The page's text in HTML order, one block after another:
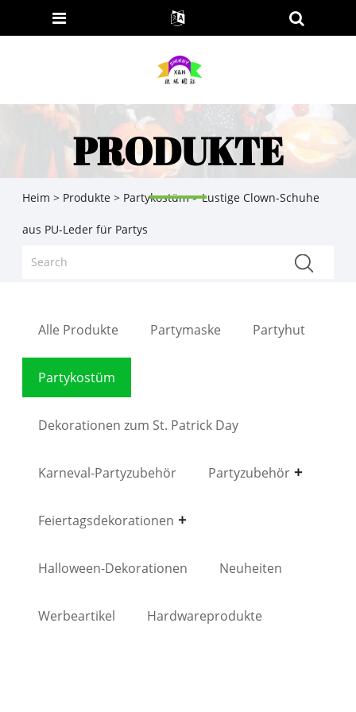
PRODUKTE
Heim > Produkte> Partykostüm> Lustige Clown-Schuhe
aus PU-Leder für Partys
Alle Produkte Partymaske Partyhut
Partykostüm
Dekorationen zum St. Patrick Day
Karneval-Partyzubehör Partyzubehör
Feiertagsdekorationen
Halloween-Dekorationen Neuheiten
Werbeartikel Hardwareprodukte